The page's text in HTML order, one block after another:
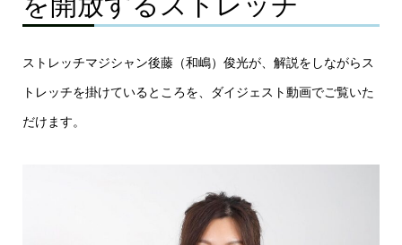
ストレッチマジシャン後藤（和嶋）俊光が、解説をしながらス
トレッチを掛けているところを、ダイジェスト動画でご覧いた
だけます。